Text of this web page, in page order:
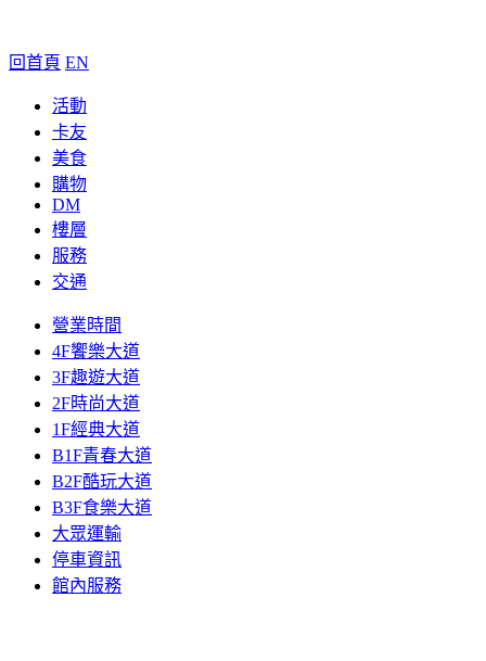
回首頁 EN
活動
卡友
美食
購物
DM
樓層
服務
交通
營業時間
4F饗樂大道
3F趣遊大道
2F時尚大道
1F經典大道
B1F青春大道
B2F酷玩大道
B3F食樂大道
大眾運輸
停車資訊
館內服務